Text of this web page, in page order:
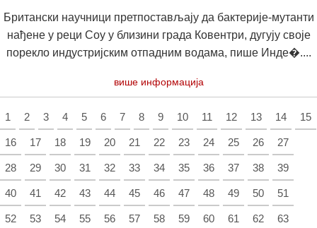
Британски научници претпостављају да бактерије-мутанти
нађене у реци Соу у близини града Ковентри, дугују своје
порекло индустријским отпадним водама, пише Инде�....
више информација
1 2 3 4 5 6 7 8 9 10 11 12 13 14 15
16 17 18 19 20 21 22 23 24 25 26 27
28 29 30 31 32 33 34 35 36 37 38 39
40 41 42 43 44 45 46 47 48 49 50 51
52 53 54 55 56 57 58 59 60 61 62 63